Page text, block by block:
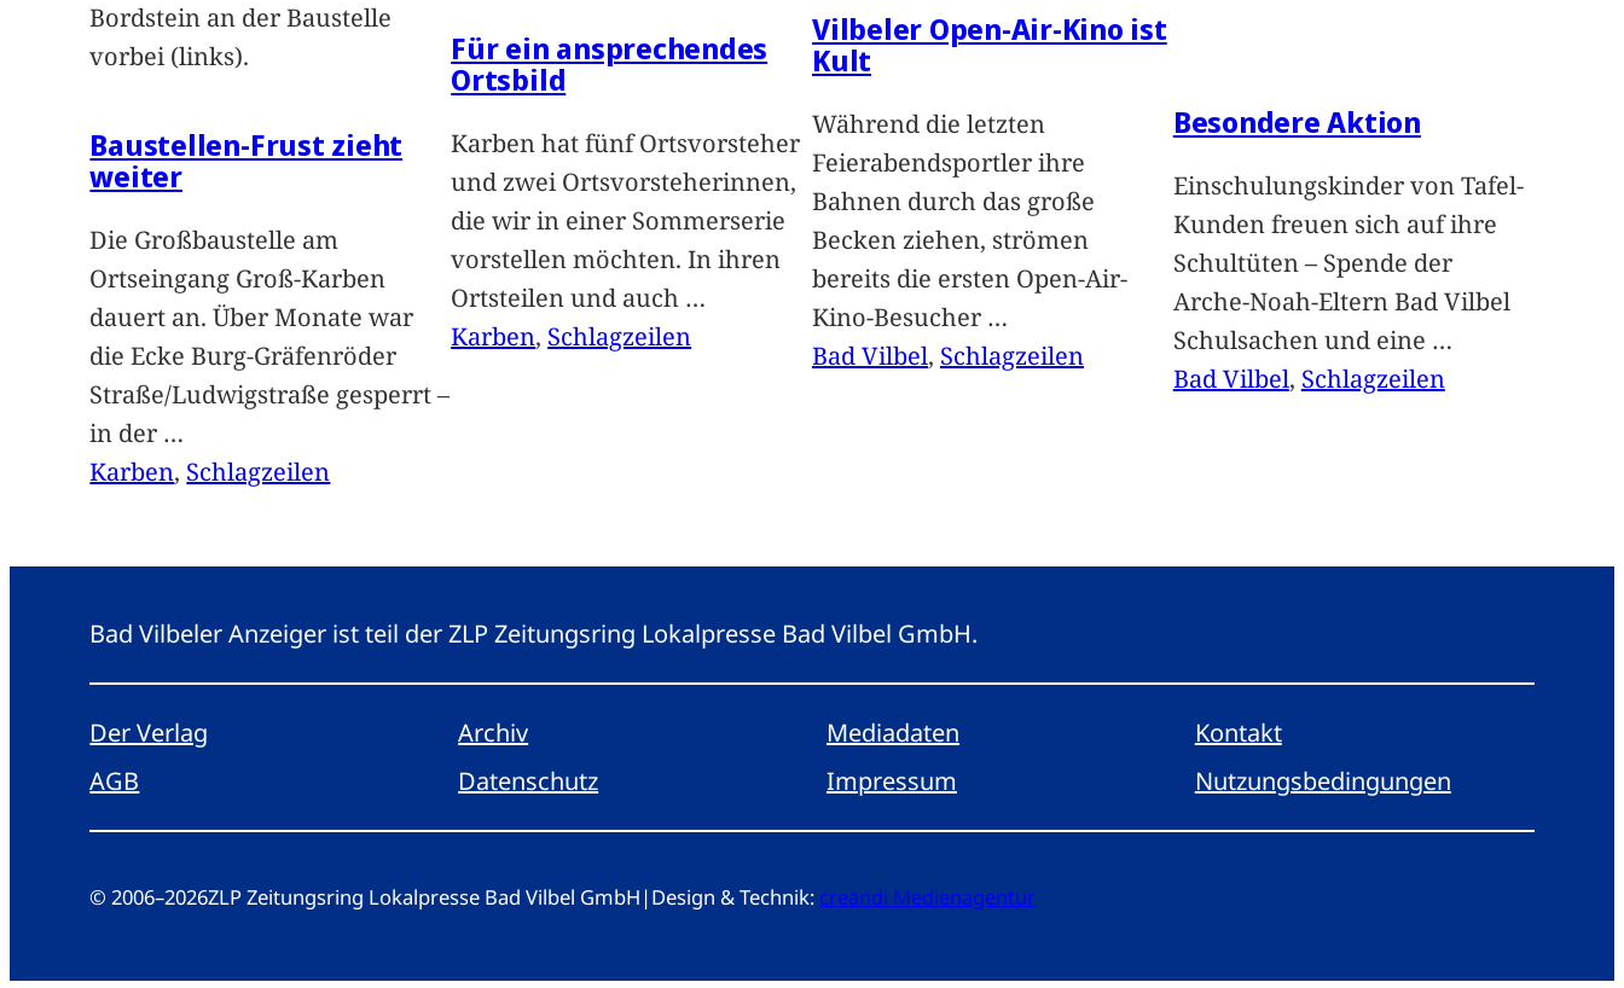
Bordstein an der Baustelle
vorbei (links).
Baustellen-Frust zieht
weiter
Die Großbaustelle am
Ortseingang Groß-Karben
dauert an. Über Monate war
die Ecke Burg-Gräfenröder
Straße/Ludwigstraße gesperrt –
in der …
Karben, Schlagzeilen
Für ein ansprechendes
Ortsbild
Karben hat fünf Ortsvorsteher
und zwei Ortsvorsteherinnen,
die wir in einer Sommerserie
vorstellen möchten. In ihren
Ortsteilen und auch …
Karben, Schlagzeilen
Vilbeler Open-Air-Kino ist
Kult
Während die letzten
Feierabendsportler ihre
Bahnen durch das große
Becken ziehen, strömen
bereits die ersten Open-Air-
Kino-Besucher …
Bad Vilbel, Schlagzeilen
Besondere Aktion
Einschulungskinder von Tafel-
Kunden freuen sich auf ihre
Schultüten – Spende der
Arche-Noah-Eltern Bad Vilbel
Schulsachen und eine …
Bad Vilbel, Schlagzeilen
Bad Vilbeler Anzeiger ist teil der ZLP Zeitungsring Lokalpresse Bad Vilbel GmbH.
Der Verlag Archiv Mediadaten
Kontakt
AGB
Datenschutz Impressum Nutzungsbedingungen
© 2006–2026ZLP Zeitungsring Lokalpresse Bad Vilbel GmbH |Design & Technik: creandi Medienagentur